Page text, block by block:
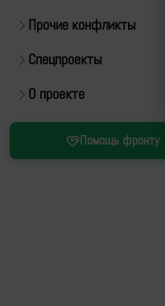
Прочие конфликты
Спецпроекты
О проекте
Помощь фронту